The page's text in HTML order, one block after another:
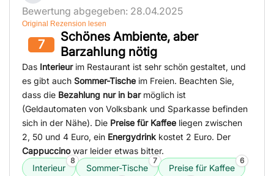
Bewertung abgegeben: 28.04.2025
Original Rezension lesen
7
Schönes Ambiente, aber
Barzahlung nötig
Das Interieurim Restaurant ist sehr schön gestaltet, und
es gibt auch Sommer-Tische im Freien. Beachten Sie,
dass die Bezahlung nur in barmöglich ist
(Geldautomaten von Volksbank und Sparkasse befinden
sich in der Nähe). Die Preise für Kaffee liegen zwischen
2, 50 und 4 Euro, ein Energydrink kostet 2 Euro. Der
Cappuccinowar leider etwas bitter.
Interieur
8
Sommer-Tische
7
Preise für Kaffee
6